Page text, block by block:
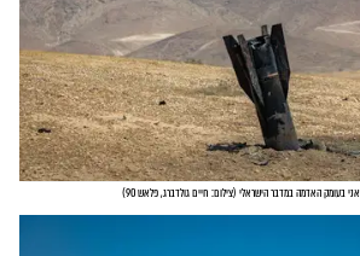
בעומק האדמה במדבר הישראלי (צילום: חיים גולדברג, פלאש 90 )